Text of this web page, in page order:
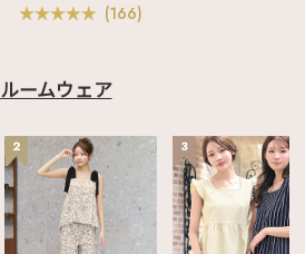
(166)
ルームウェア
2 3